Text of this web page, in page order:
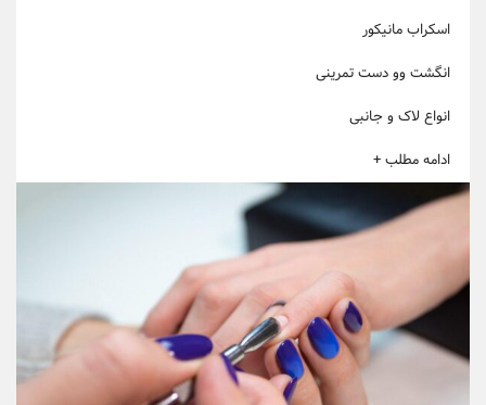
اسکراب مانیکور
انگشت وو دست تمرینی
انواع لاک و جانبی
ادامه مطلب +